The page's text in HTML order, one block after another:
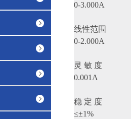
0-3.000A
线性范围
0-2.000A
灵 敏 度
0.001A
稳 定 度
≤±1%